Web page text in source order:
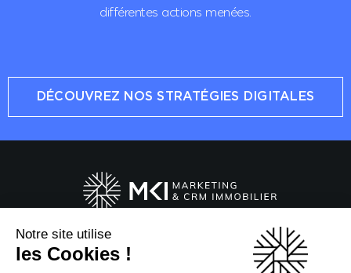
différentes actions menées.
DÉCOUVREZ NOS STRATÉGIES DIGITALES
92200 Neuilly-sur-Seine
Notre site utilise
les Cookies !